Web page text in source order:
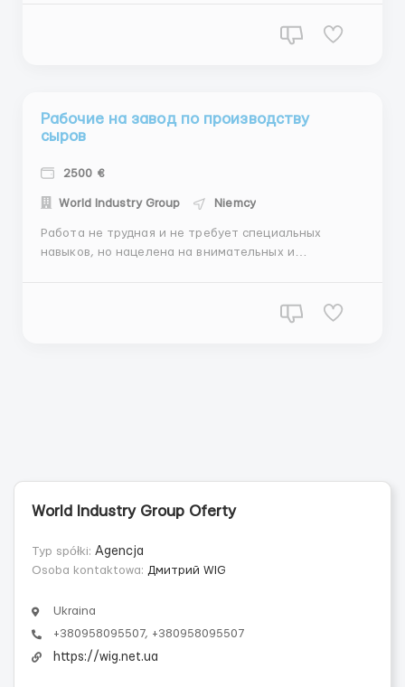
неделю. В среднем 2600 евро Суббота по желанию
Рабочие на завод по производству
сыров
2500 €
World Industry Group Niemcy
Работа не трудная и не требует специальных
навыков, но нацелена на внимательных и
Обязанности: -упаковка готовой сырной продукции
World Industry Group Oferty
Typ spółki: Agencja
Osoba kontaktowa: Дмитрий WIG
Ukraina
+380958095507, +380958095507
https://wig.net.ua